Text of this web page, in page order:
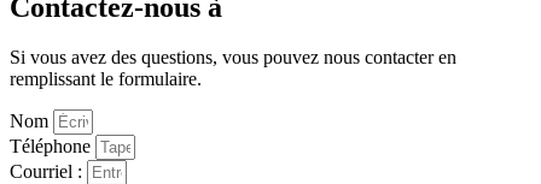
Contactez-nous à
Si vous avez des questions, vous pouvez nous contacter en
remplissant le formulaire.
Nom
Téléphone
Courriel :